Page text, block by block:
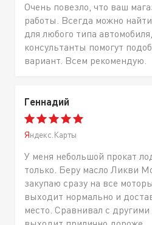
Очень повезло, что ваш
работы. Всегда можно
для любого типа
консультанты помогут
вариант. Всем рекомендую.
Геннадий
Яндекс.Карты
У меня небольшой прокат
только. Беру масло Ликви
закупаю сразу на все
выходит нормально и
место. Сравнивал с